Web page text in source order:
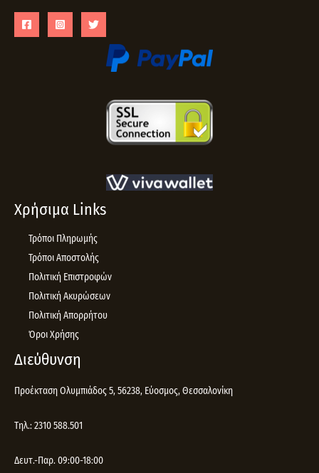
Χρήσιμα Links
Τρόποι Πληρωμής
Τρόποι Αποστολής
Πολιτική Επιστροφών
Πολιτική Ακυρώσεων
Πολιτική Απορρήτου
Όροι Χρήσης
Διεύθυνση
Προέκταση Ολυμπιάδος 5, 56238, Εύοσμος, Θεσσαλονίκη
Τηλ.: 2310 588.501
Δευτ.-Παρ. 09:00-18:00